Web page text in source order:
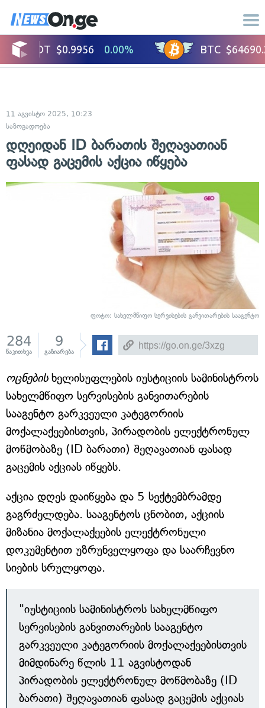
11 აგვისტო 2025, 10:23
საზოგადოება
დღეიდან ID ბარათის შეღავათიან
ფასად გაცემის აქცია იწყება
ფოტო: სახელმწიფო სერვისების განვითარების სააგენტო
284
წაკითხვა
9
გაზიარება
ოცნებისხელისუფლების იუსტიციის სამინისტროს
სახელმწიფო სერვისების განვითარების
სააგენტო გარკვეული კატეგორიის
მოქალაქეებისთვის, პირადობის ელექტრონულ
მოწმობაზე (ID ბარათი) შეღავათიან ფასად
გაცემის აქციას იწყებს.
აქცია დღეს დაიწყება და 5 სექტემბრამდე
გაგრძელდება. სააგენტოს ცნობით, აქციის
მიზანია მოქალაქეების ელექტრონული
დოკუმენტით უზრუნველყოფა და საარჩევნო
სიების სრულყოფა.
"იუსტიციის სამინისტროს სახელმწიფო
სერვისების განვითარების სააგენტო
გარკვეული კატეგორიის მოქალაქეებისთვის
მიმდინარე წლის 11 აგვისტოდან
პირადობის ელექტრონულ მოწმობაზე (ID
ბარათი) შეღავათიან ფასად გაცემის აქციას